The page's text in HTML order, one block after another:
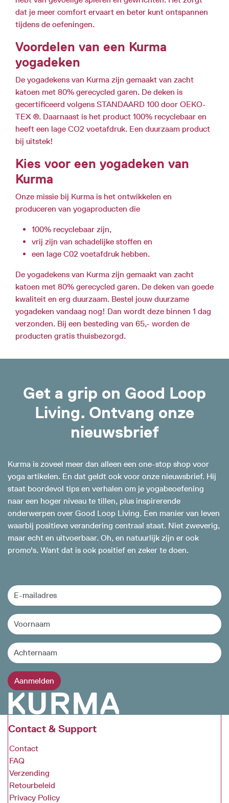
dat je meer comfort ervaart en beter kunt ontspannen
tijdens de oefeningen.
Voordelen van een Kurma
yogadeken
De yogadekens van Kurma zijn gemaakt van zacht
katoen met 80% gerecycled garen. De deken is
gecertificeerd volgens STANDAARD 100 door OEKO-
TEX ®. Daarnaast is het product 100% recyclebaar en
heeft een lage CO2 voetafdruk. Een duurzaam product
bij uitstek!
Kies voor een yogadeken van
Kurma
Onze missie bij Kurma is het ontwikkelen en
produceren van yogaproducten die
100% recyclebaar zijn,
vrij zijn van schadelijke stoffen en
een lage C02 voetafdruk hebben.
De yogadekens van Kurma zijn gemaakt van zacht
katoen met 80% gerecycled garen. De deken van goede
kwaliteit en erg duurzaam. Bestel jouw duurzame
yogadeken vandaag nog! Dan wordt deze binnen 1 dag
verzonden. Bij een besteding van 65,- worden de
producten gratis thuisbezorgd.
Get a grip on Good Loop
Living. Ontvang onze
nieuwsbrief
Kurma is zoveel meer dan alleen een one-stop shop voor
yoga artikelen. En dat geldt ook voor onze nieuwsbrief. Hij
staat boordevol tips en verhalen om je yogabeoefening
naar een hoger niveau te tillen, plus inspirerende
onderwerpen over Good Loop Living. Een manier van leven
waarbij positieve verandering centraal staat. Niet zweverig,
maar echt en uitvoerbaar. Oh, en natuurlijk zijn er ook
promo's. Want dat is ook positief en zeker te doen.
Contact & Support
Contact
FAQ
Verzending
Retourbeleid
Privacy Policy